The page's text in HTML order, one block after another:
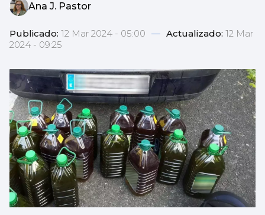
Ana J. Pastor
Publicado: 12 Mar 2024 - 05:00 — Actualizado: 12 Mar
2024 - 09:25